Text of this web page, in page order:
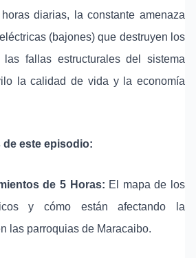
diarias, la constante amenaza
(bajones) que destruyen los
las fallas estructurales del sistema
la calidad de vida y la economía
este episodio:
de 5 Horas: El mapa de los
y cómo están afectando la
las parroquias de Maracaibo.